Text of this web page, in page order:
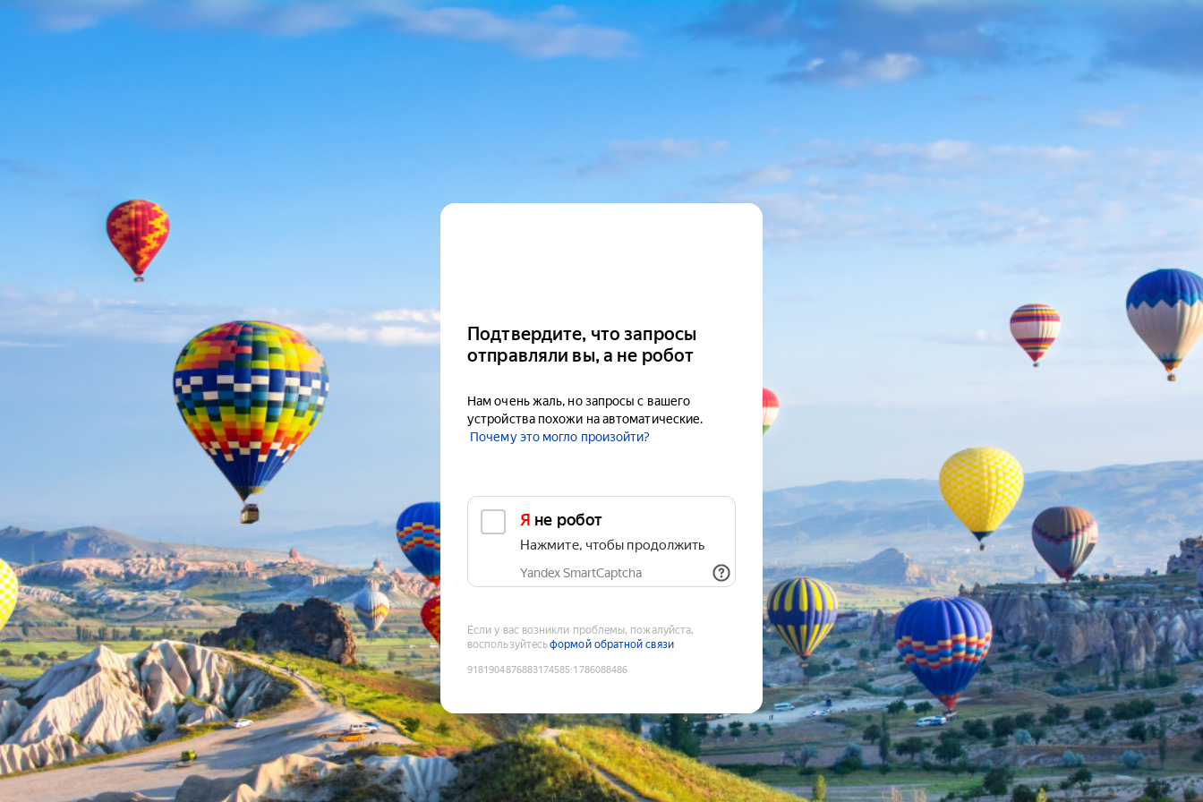
Подтвердите, что запросы
отправляли вы, а не робот
Нам очень жаль, но запросы с вашего
устройства похожи на автоматические.
Почему это могло произойти?
Я не робот
Нажмите, чтобы продолжить
Yandex SmartCaptcha
Если у вас возникли проблемы, пожалуйста,
воспользуйтесьформой обратной связи
9181904876883174585:1786088486